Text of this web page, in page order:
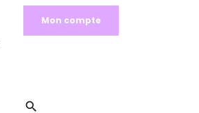
Mon compte
search